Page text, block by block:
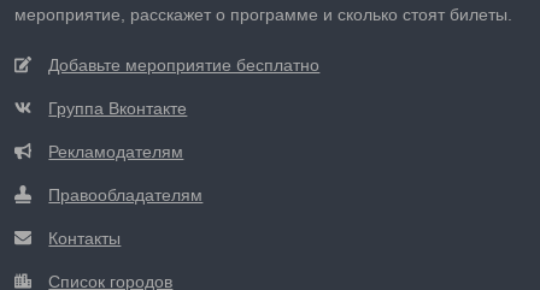
мероприятие, расскажет о программе и сколько стоят билеты.
Добавьте мероприятие бесплатно
Группа Вконтакте
Рекламодателям
Правообладателям
Контакты
Список городов